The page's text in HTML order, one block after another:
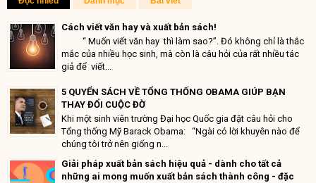
Cách viết văn hay và xuất bản sách!
“ Muốn viết văn hay thì làm sao?”. Đó không chỉ là thắc
mắc của nhiều học sinh, mà còn là câu hỏi của rất nhiều tác
giả để viết...
5 QUYỂN SÁCH VỀ TỔNG THỐNG OBAMA GIÚP BẠN
THAY ĐỔI CUỘC ĐỜ
Khi một sinh viên trường Đại học Quốc gia đặt câu hỏi cho
Tổng thống Mỹ Barack Obama: “Ngài có lời khuyên nào để
chúng tôi trở nên giống n...
Giải pháp xuất bản sách hiệu quả - dành cho tất cả
những ai mong muốn xuất bản sách thành công - đặc